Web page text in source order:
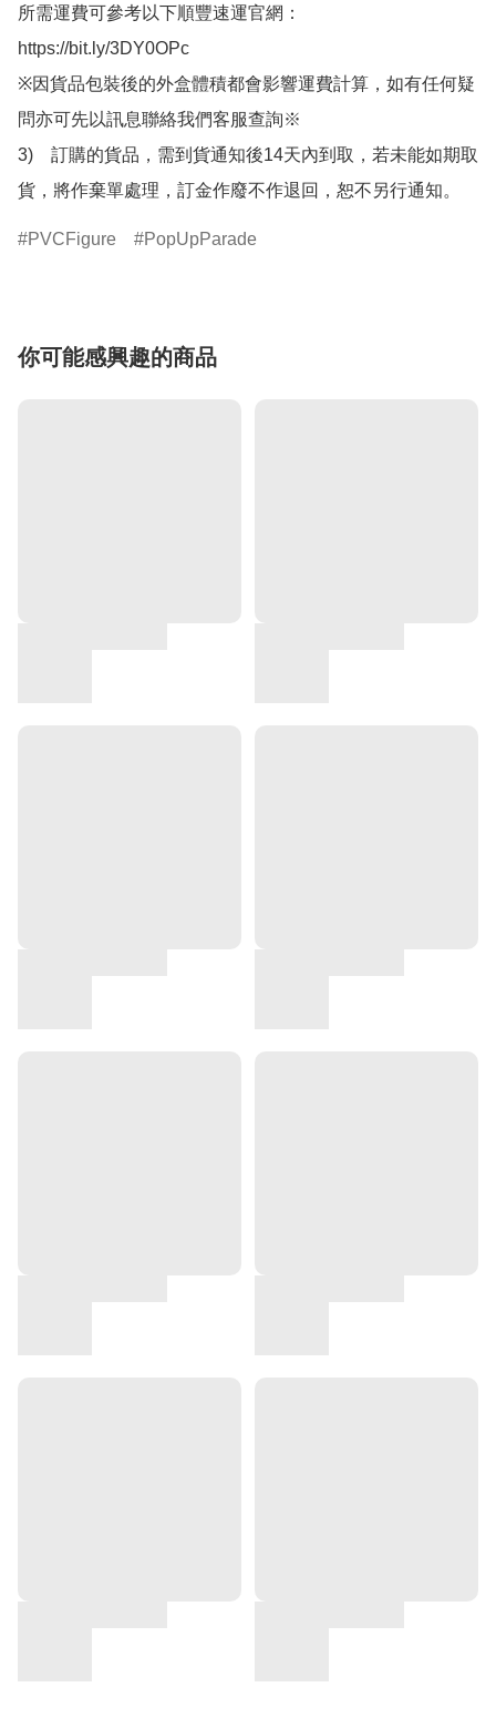
所需運費可參考以下順豐速運官網：
https://bit.ly/3DY0OPc
※因貨品包裝後的外盒體積都會影響運費計算，如有任何疑
問亦可先以訊息聯絡我們客服查詢※
3)　訂購的貨品，需到貨通知後14天內到取，若未能如期取
貨，將作棄單處理，訂金作廢不作退回，恕不另行通知。
PVCFigure PopUpParade
你可能感興趣的商品